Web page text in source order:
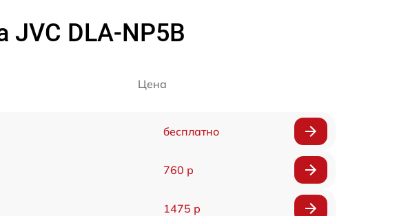
DLA-NP5B
Цена
бесплатно
760 р
1475 р